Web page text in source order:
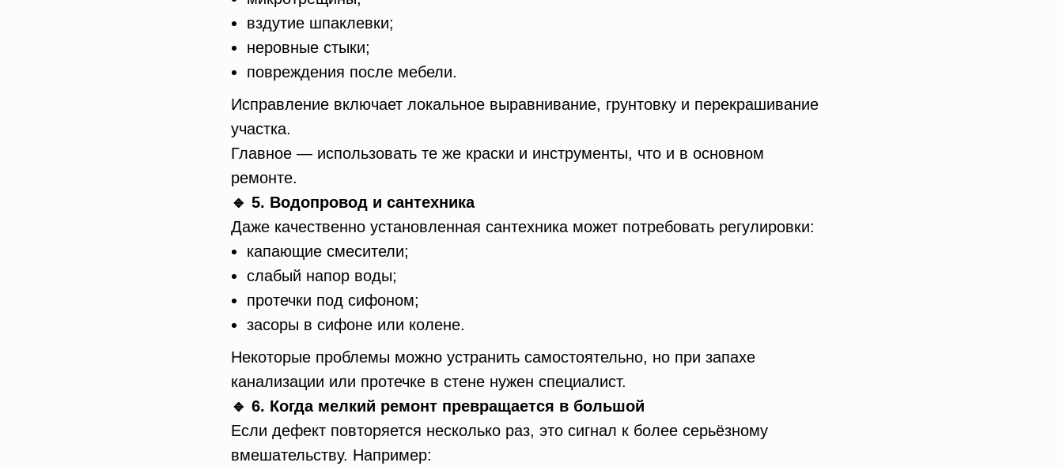
вздутие шпаклевки;
неровные стыки;
повреждения после мебели.
Исправление включает локальное выравнивание, грунтовку и перекрашивание
участка.
Главное — использовать те же краски и инструменты, что и в основном
ремонте.
🔹 5. Водопровод и сантехника
Даже качественно установленная сантехника может потребовать регулировки:
капающие смесители;
слабый напор воды;
протечки под сифоном;
засоры в сифоне или колене.
Некоторые проблемы можно устранить самостоятельно, но при запахе
канализации или протечке в стене нужен специалист.
🔹 6. Когда мелкий ремонт превращается в большой
Если дефект повторяется несколько раз, это сигнал к более серьёзному
вмешательству. Например: